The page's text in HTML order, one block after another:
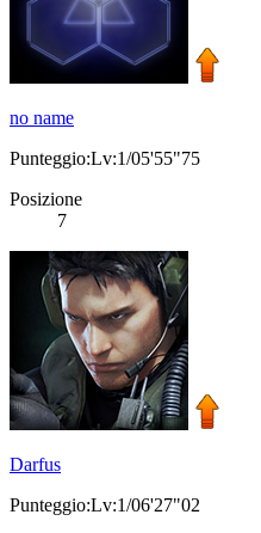
no name
Punteggio:Lv:1/05'55"75
Posizione
7
Darfus
Punteggio:Lv:1/06'27"02